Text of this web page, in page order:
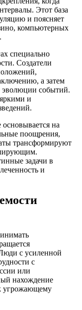
Этот база
и поясняет
компьютерных
специально
Создатели
а затем
эволюции событий.
и
на
поощрения,
трансформируют
задачи в
и
с усиленной
с
или
нахождение
угрожающему